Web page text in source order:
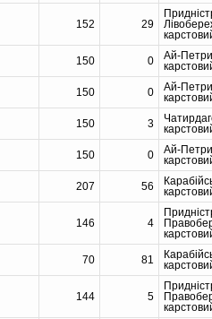
152 29
150 0
Ай-
150 0
Ай-
150 3
150 0
Ай-
207 56
146 4
70 81
144 5